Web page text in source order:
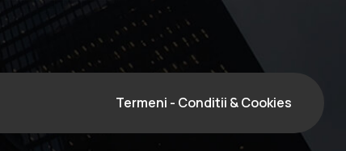
Termeni - Conditii & Cookies